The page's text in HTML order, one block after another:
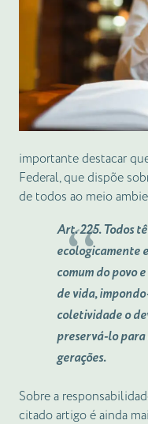
importante destacar
Federal, que dispõe
de todos ao meio
Art. 225. Todos
ecologicamente
comum do povo
de vida,
coletividade o
preservá-lo para
gerações.
Sobre a
citado artigo é ainda